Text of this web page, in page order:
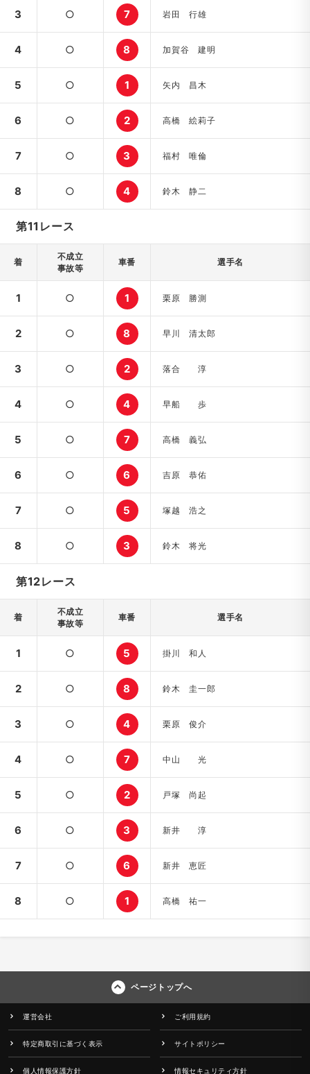
3 ○ 7 岩田 行雄
4 ○ 8 加賀谷 建明
5 ○ 1 矢内 昌木
6 ○ 2 高橋 絵莉子
7 ○ 3 福村 唯倫
8 ○ 4 鈴木 静二
第11レース
着
不成立
事故等
車番 選手名
1 ○ 1 栗原 勝測
2 ○ 8 早川 清太郎
3 ○ 2 落合 淳
4 ○ 4 早船 歩
5 ○ 7 高橋 義弘
6 ○ 6 吉原 恭佑
7 ○ 5 塚越 浩之
8 ○ 3 鈴木 将光
第12レース
着
不成立
事故等
車番 選手名
1 ○ 5 掛川 和人
2 ○ 8 鈴木 圭一郎
3 ○ 4 栗原 俊介
4 ○ 7 中山 光
5 ○ 2 戸塚 尚起
6 ○ 3 新井 淳
7 ○ 6 新井 恵匠
8 ○ 1 高橋 祐一
ページトップへ
運営会社 ご利用規約
特定商取引に基づく表示 サイトポリシー
個人情報保護方針 情報セキュリティ方針